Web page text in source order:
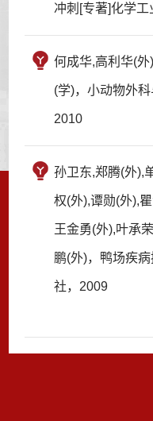
冲刺[专著]化学
何成华,高利华(
(学)，小动物外
2010
孙卫东,郑腾(外),
权(外),谭勋(外),
王金勇(外),叶承
鹏(外)，鸭场疾
社，2009